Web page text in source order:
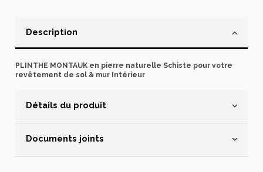
Description
PLINTHE MONTAUK en pierre naturelle Schiste pour votre
revêtement de sol & mur Intérieur
Détails du produit
Documents joints